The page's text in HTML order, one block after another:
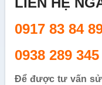
0917 83 84
0938 289 345
Để được tư vấn sử